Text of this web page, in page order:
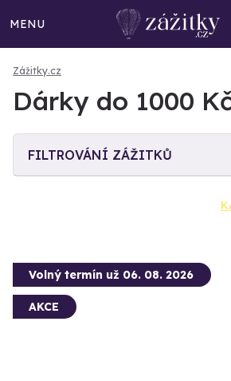
MENU
Zážitky.cz
Dárky do 1000
FILTROVÁNÍ ZÁŽITKŮ
Volný termín už 06. 08. 2026
AKCE